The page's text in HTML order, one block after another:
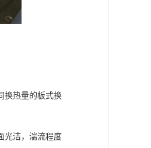
换热量的板式换
光洁，湍流程度